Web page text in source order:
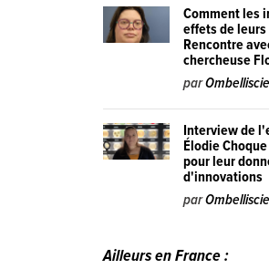
Comment les
effets de
Rencontre
chercheuse
par
Interview de
Élodie
pour leur
d'innovations
par
Ailleurs en France :